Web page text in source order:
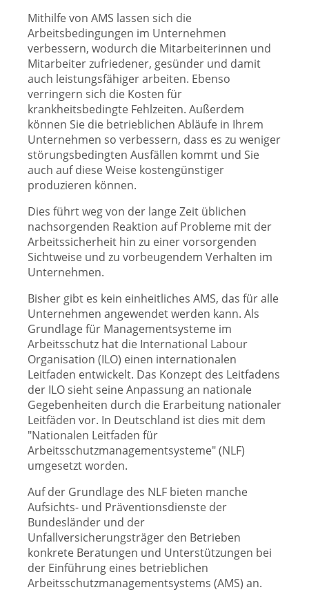
Mithilfe von AMS lassen sich die
Arbeitsbedingungen im Unternehmen
verbessern, wodurch die Mitarbeiterinnen und
Mitarbeiter zufriedener, gesünder und damit
auch leistungsfähiger arbeiten. Ebenso
verringern sich die Kosten für
krankheitsbedingte Fehlzeiten. Außerdem
können Sie die betrieblichen Abläufe in Ihrem
Unternehmen so verbessern, dass es zu weniger
störungsbedingten Ausfällen kommt und Sie
auch auf diese Weise kostengünstiger
produzieren können.
Dies führt weg von der lange Zeit üblichen
nachsorgenden Reaktion auf Probleme mit der
Arbeitssicherheit hin zu einer vorsorgenden
Sichtweise und zu vorbeugendem Verhalten im
Unternehmen.
Bisher gibt es kein einheitliches AMS, das für alle
Unternehmen angewendet werden kann. Als
Grundlage für Managementsysteme im
Arbeitsschutz hat die International Labour
Organisation (ILO) einen internationalen
Leitfaden entwickelt. Das Konzept des Leitfadens
der ILO sieht seine Anpassung an nationale
Gegebenheiten durch die Erarbeitung nationaler
Leitfäden vor. In Deutschland ist dies mit dem
"Nationalen Leitfaden für
Arbeitsschutzmanagementsysteme" (NLF)
umgesetzt worden.
Auf der Grundlage des NLF bieten manche
Aufsichts- und Präventionsdienste der
Bundesländer und der
Unfallversicherungsträger den Betrieben
konkrete Beratungen und Unterstützungen bei
der Einführung eines betrieblichen
Arbeitsschutzmanagementsystems (AMS) an.